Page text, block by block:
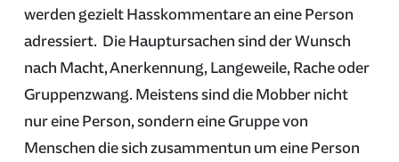
werden gezielt Hasskommentare an eine Person
adressiert. Die Hauptursachen sind der Wunsch
nach Macht, Anerkennung, Langeweile, Rache oder
Gruppenzwang. Meistens sind die Mobber nicht
nur eine Person, sondern eine Gruppe von
Menschen die sich zusammentun um eine Person